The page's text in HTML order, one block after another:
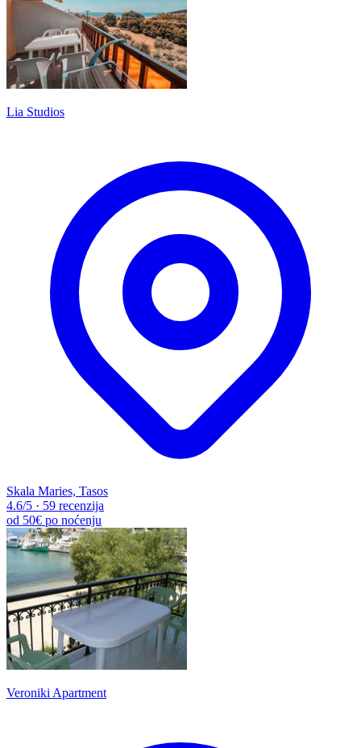
Lia Studios
Skala Maries, Tasos
4.6/5 · 59 recenzija
od 50€ po noćenju
Veroniki Apartment